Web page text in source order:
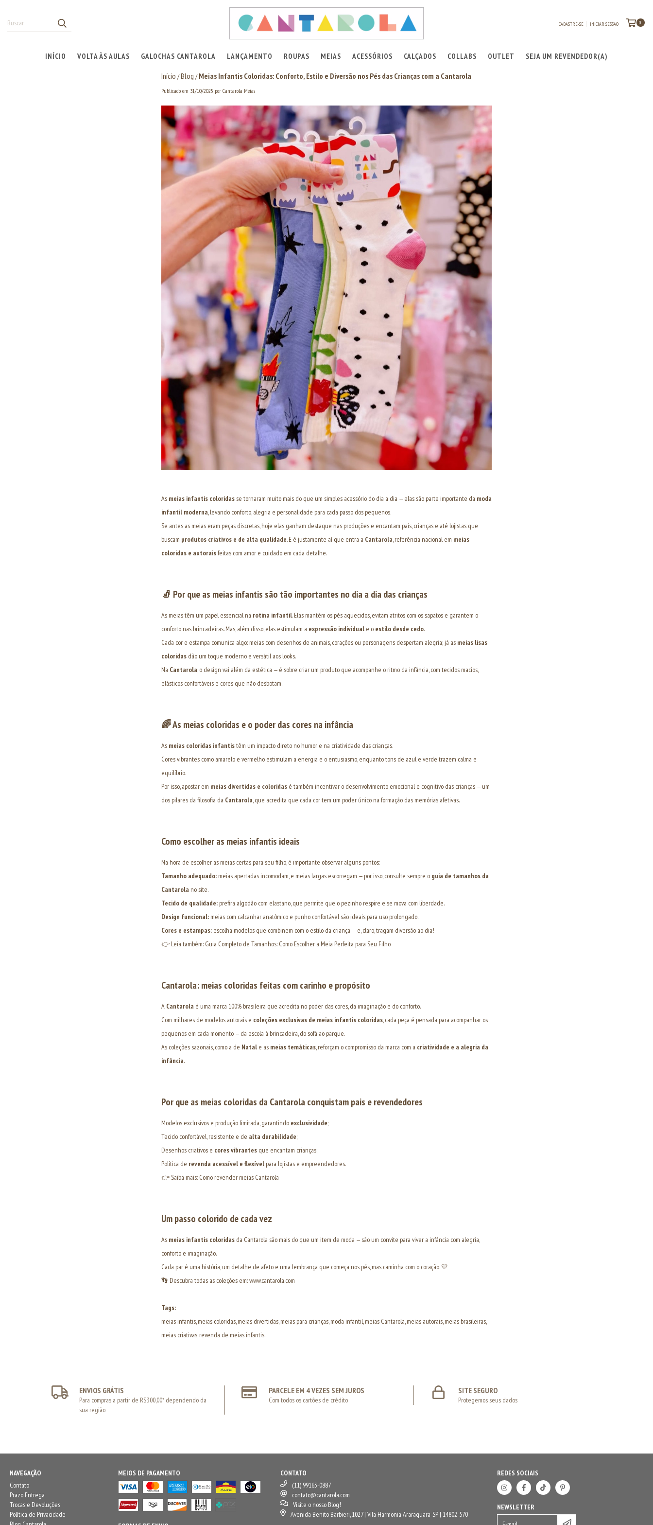
CADASTRE-SE INICIAR SESSÃO 0
INÍCIO VOLTA ÀS AULAS GALOCHAS CANTAROLA LANÇAMENTO ROUPAS MEIAS ACESSÓRIOS CALÇADOS COLLABS OUTLET SEJA UM REVENDEDOR(A)
Início /Blog / Meias Infantis Coloridas: Conforto, Estilo e Diversão nos Pés das Crianças com a Cantarola
Publicado em 31/10/2025 por Cantarola Meias
As meias infantis coloridasse tornaram muito mais do que um simples acessório do dia a dia — elas são parte importante da moda
infantil moderna, levando conforto, alegria e personalidade para cada passo dos pequenos.
Se antes as meias eram peças discretas, hoje elas ganham destaque nas produções e encantam pais, crianças e até lojistas que
buscam produtos criativos e de alta qualidade. E é justamente aí que entra a Cantarola, referência nacional em meias
coloridas e autoraisfeitas com amor e cuidado em cada detalhe.
🧦 Por que as meias infantis são tão importantes no dia a dia das crianças
As meias têm um papel essencial na rotina infantil. Elas mantêm os pés aquecidos, evitam atritos com os sapatos e garantem o
conforto nas brincadeiras. Mas, além disso, elas estimulam a expressão individual e o estilo desde cedo.
Cada cor e estampa comunica algo: meias com desenhos de animais, corações ou personagens despertam alegria; já as meias lisas
coloridas dão um toque moderno e versátil aos looks.
Na Cantarola, o design vai além da estética — é sobre criar um produto que acompanhe o ritmo da infância, com tecidos macios,
elásticos confortáveis e cores que não desbotam.
🌈As meias coloridas e o poder das cores na infância
As meias coloridas infantistêm um impacto direto no humor e na criatividade das crianças.
Cores vibrantes como amarelo e vermelho estimulam a energia e o entusiasmo, enquanto tons de azul e verde trazem calma e
equilíbrio.
Por isso, apostar em meias divertidas e coloridas é também incentivar o desenvolvimento emocional e cognitivo das crianças — um
dos pilares da filosofia da Cantarola, que acredita que cada cor tem um poder único na formação das memórias afetivas.
Como escolher as meias infantis ideais
Na hora de escolher as meias certas para seu filho, é importante observar alguns pontos:
Tamanho adequado: meias apertadas incomodam, e meias largas escorregam — por isso, consulte sempre o guia de tamanhos da
Cantarola no site.
Tecido de qualidade: prefira algodão com elastano, que permite que o pezinho respire e se mova com liberdade.
Design funcional: meias com calcanhar anatômico e punho confortável são ideais para uso prolongado.
Cores e estampas: escolha modelos que combinem com o estilo da criança — e, claro, tragam diversão ao dia!
👉 Leia também: Guia Completo de Tamanhos: Como Escolher a Meia Perfeita para Seu Filho
Cantarola: meias coloridas feitas com carinho e propósito
A Cantarola é uma marca 100% brasileira que acredita no poder das cores, da imaginação e do conforto.
Com milhares de modelos autorais e coleções exclusivas de meias infantis coloridas, cada peça é pensada para acompanhar os
pequenos em cada momento — da escola à brincadeira, do sofá ao parque.
As coleções sazonais, como a de Natal e as meias temáticas, reforçam o compromisso da marca com a criatividade e a alegria da
infância.
Por que as meias coloridas da Cantarola conquistam pais e revendedores
Modelos exclusivos e produção limitada, garantindo exclusividade;
Tecido confortável, resistente e de alta durabilidade;
Desenhos criativos e cores vibrantes que encantam crianças;
Política de revenda acessível e flexível para lojistas e empreendedores.
👉 Saiba mais: Como revender meias Cantarola
Um passo colorido de cada vez
As meias infantis coloridas da Cantarola são mais do que um item de moda — são um convite para viver a infância com alegria,
conforto e imaginação.
Cada par é uma história, um detalhe de afeto e uma lembrança que começa nos pés, mas caminha com o coração. 💛
👣 Descubra todas as coleções em:www.cantarola.com
Tags:
meias infantis, meias coloridas, meias divertidas, meias para crianças, moda infantil, meias Cantarola, meias autorais, meias brasileiras,
meias criativas, revenda de meias infantis.
ENVIOS GRÁTIS
Para compras a partir de R$300,00* dependendo da
sua região
PARCELE EM 4 VEZES SEM JUROS
Com todos os cartões de crédito
SITE SEGURO
Protegemos seus dados
NAVEGAÇÃO
Contato
Prazo Entrega
Trocas e Devoluções
Política de Privacidade
MEIOS DE PAGAMENTO
CONTATO
(11) 99163-0887
contato@cantarola.com
Visite o nosso Blog!
Avenida Benito Barbieri, 1027 | Vila Harmonia Araraquara-SP | 14802-570
REDES SOCIAIS
NEWSLETTER